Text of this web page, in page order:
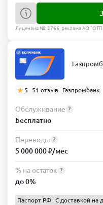
Лицензия №: 2766, реклама АО "ОТП
5 51 отзыв Газпромбанк
Обслуживание ?
Бесплатно
Переводы ?
5 000 000 ₽/мес
% на остаток ?
до 0%
Паспорт РФ С доставкой на